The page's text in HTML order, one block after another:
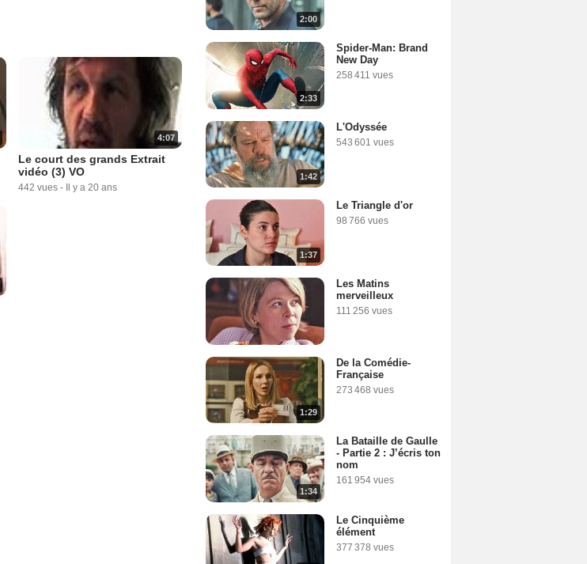
4:07
Le court des grands Extrait
vidéo (3) VO
442 vues - Il y a 20 ans
2:00
2:33
Spider-Man: Brand
New Day
258 411 vues
1:42
L'Odyssée
543 601 vues
1:37
Le Triangle d'or
98 766 vues
Les Matins
merveilleux
111 256 vues
1:29
De la Comédie-
Française
273 468 vues
1:34
La Bataille de Gaulle
- Partie 2 : J’écris ton
nom
161 954 vues
Le Cinquième
élément
377 378 vues